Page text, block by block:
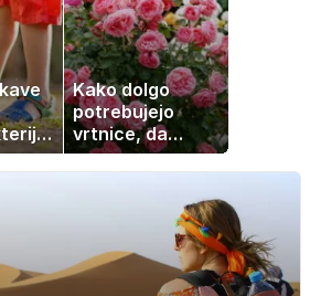
Kako dolgo
potrebujejo
vrtnice, da
zrastejo? Vse o
rasti, cvetenju in